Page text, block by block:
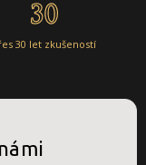
30 let zkušeností